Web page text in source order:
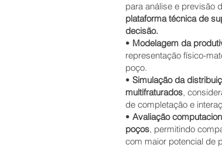
para análise e previsão
plataforma técnica de
decisão.
• Modelagem da
representação físico-
poço.
• Simulação da
multifraturados,
de completação e
• Avaliação
poços, permitindo
com maior potencial de